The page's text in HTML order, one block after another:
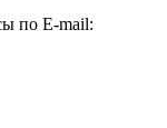
по E-mail: